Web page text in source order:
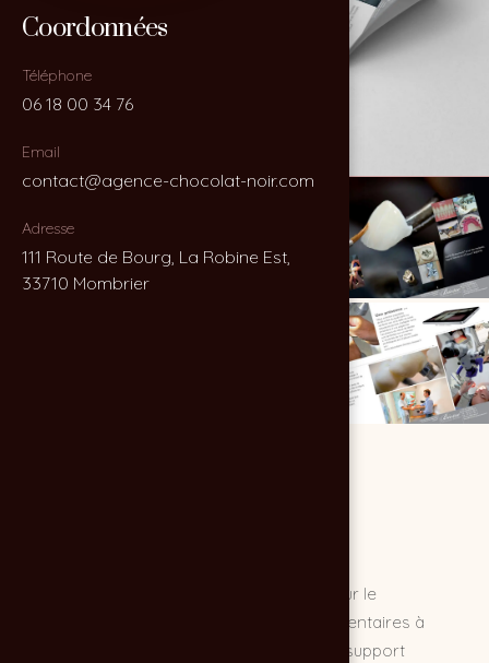
Coordonnées
Téléphone
06 18 00 34 76
Email
contact@agence-chocolat-noir.com
Adresse
111 Route de Bourg, La Robine Est,
33710 Mombrier
Coordonnées
Téléphone
06 18 00 34 76
Email
contact@agence-chocolat-noir.com
Adresse
111 Route de Bourg, La Robine Est,
33710 Mombrier
Création et production d'une plaquette pour le
Laboratoire Biesse, expert en prothèses dentaires à
Bordeaux (inlay, onlay, implantologie). Un support